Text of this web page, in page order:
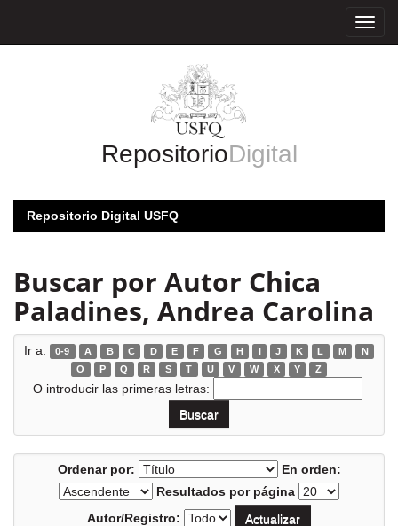
RepositorioDigital
Repositorio Digital USFQ
Buscar por Autor Chica
Paladines, Andrea Carolina
Ir a: 0-9 A B C D E F G H I J K L M
N
O
P Q R S T U V W X Y Z
O introducir las primeras letras:
Ordenar por:
En orden:
Resultados por página
Autor/Registro: